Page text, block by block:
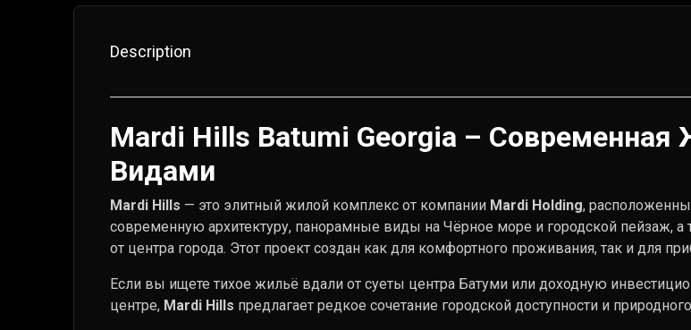
Description
Mardi Hills Batumi Georgia –
Видами
Mardi Hills — это элитный жилой комплекс от компании Mardi Holding,
современную архитектуру, панорамные виды на Чёрное море и городской пейзаж,
от центра города. Этот проект создан как для комфортного проживания, так и для
Если вы ищете тихое жильё вдали от суеты центра Батуми или доходную
центре, Mardi Hills предлагает редкое сочетание городской доступности и